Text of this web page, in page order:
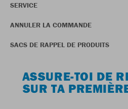
SERVICE
ANNULER LA COMMANDE
SACS DE RAPPEL DE PRODUITS
ASSURE-TOI DE
SUR TA